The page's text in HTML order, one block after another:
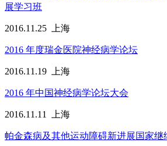
展学习班
2016.11.25 上海
2016 年度瑞金医院神经病学论坛
2016.11.19 上海
2016 年中国神经病学论坛大会
2016.11.11 上海
帕金森病及其他运动障碍新进展国家继